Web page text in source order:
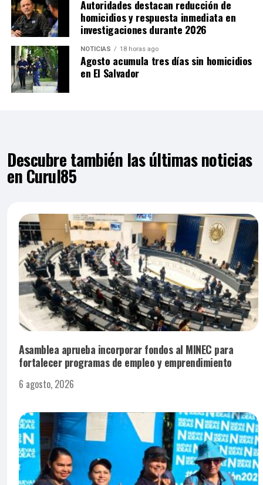
Autoridades destacan reducción de
homicidios y respuesta inmediata en
investigaciones durante 2026
NOTICIAS 18 horas ago
Agosto acumula tres días sin homicidios
en El Salvador
Descubre también las últimas noticias
en Curul85
Asamblea aprueba incorporar fondos al MINEC para
fortalecer programas de empleo y emprendimiento
6 agosto, 2026